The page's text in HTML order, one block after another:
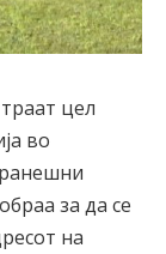
цел
во
за да се
на